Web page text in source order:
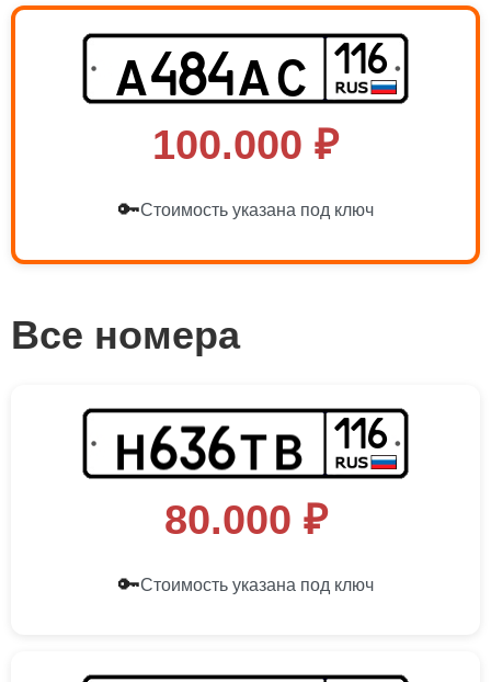
A484AC 116
100.000 ₽
🔑Стоимость указана под ключ
Все номера
Н636ТВ 116
80.000 ₽
🔑Стоимость указана под ключ